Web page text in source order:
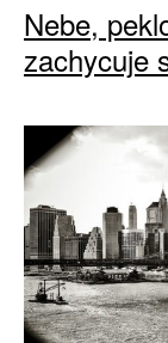
Nebe,
zachycuje